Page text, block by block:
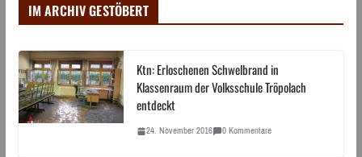
IM ARCHIV GESTÖBERT
Ktn: Erloschenen Schwelbrand in
Klassenraum der Volksschule Tröpolach
entdeckt
24. November 2016 0 Kommentare